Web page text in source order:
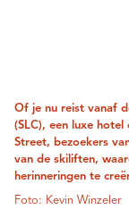
Of je nu reist vanaf
(SLC), een luxe
Street, bezoekers
van de skiliften,
herinneringen te
Foto: Kevin Winzeler